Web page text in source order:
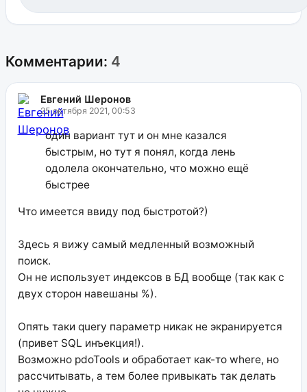
Комментарии: 4
Евгений Шеронов
25 октября 2021, 00:53
один вариант тут и он мне казался
быстрым, но тут я понял, когда лень
одолела окончательно, что можно ещё
быстрее
Что имеется ввиду под быстротой?)
Здесь я вижу самый медленный возможный
поиск.
Он не использует индексов в БД вообще (так как с
двух сторон навешаны %).
Опять таки query параметр никак не экранируется
(привет SQL инъекция!).
Возможно pdoTools и обработает как-то where, но
рассчитывать, а тем более привыкать так делать